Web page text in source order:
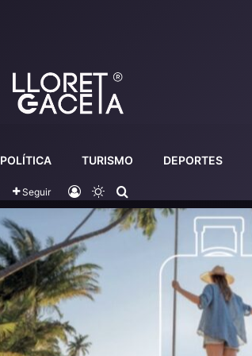
POLÍTICA TURISMO DEPORTES
Seguir Iniciar sesión
Switch skin